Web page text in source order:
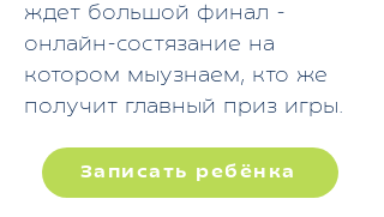
ждет большой финал -
онлайн-состязание на
котором мыузнаем, кто же
получит главный приз игры.
Записать ребёнка